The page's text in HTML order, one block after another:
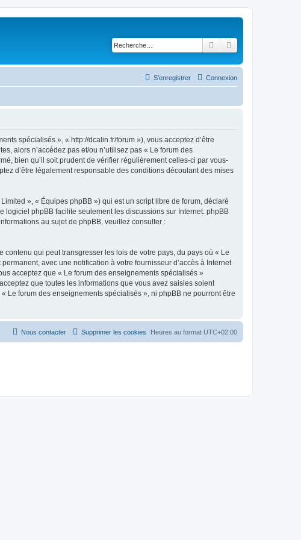
Rechercher
Connexion
S’enregistrer
spécialisés », « http://dcalin.fr/forum »), vous acceptez d’être
alors n’accédez pas et/ou n’utilisez pas « Le forum des
bien qu’il soit prudent de vérifier régulièrement celles-ci par vous-
d’être légalement responsable des conditions découlant des mises
», « Équipes phpBB ») qui est un script libre de forum, déclaré
logiciel phpBB facilite seulement les discussions sur Internet. phpBB
au sujet de phpBB, veuillez consulter :
qui peut transgresser les lois de votre pays, du pays où « Le
avec une notification à votre fournisseur d’accès à Internet
acceptez que « Le forum des enseignements spécialisés »
que toutes les informations que vous avez saisies soient
Le forum des enseignements spécialisés », ni phpBB ne pourront être
Heures au format UTC+02:00
Supprimer les cookies
Nous contacter